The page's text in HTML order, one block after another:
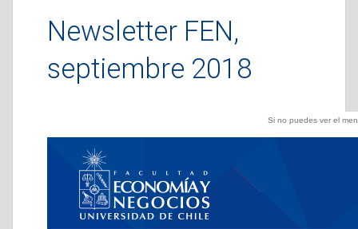
Newsletter FEN,
septiembre 2018
Si no puedes ver el